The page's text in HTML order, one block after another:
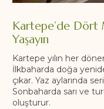
Kartepe’de Dört
Yaşayın
Kartepe yılın her
İlkbaharda doğa
çıkar. Yaz aylarında
Sonbaharda sarı ve
oluşturur.